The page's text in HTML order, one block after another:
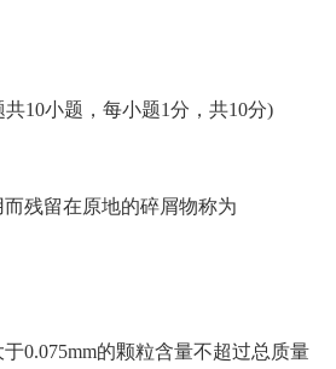
小题，每小题1分，共10分)
残留在原地的碎屑物称为
的颗粒含量不超过总质量